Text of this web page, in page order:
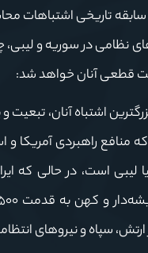
در سوریه و لیبی،
قطعی آنان خواهد شد:
اشتباه آنان،
راهبردی آمریکا و
لیبی است، در حالی که
سپاه و نیروهای